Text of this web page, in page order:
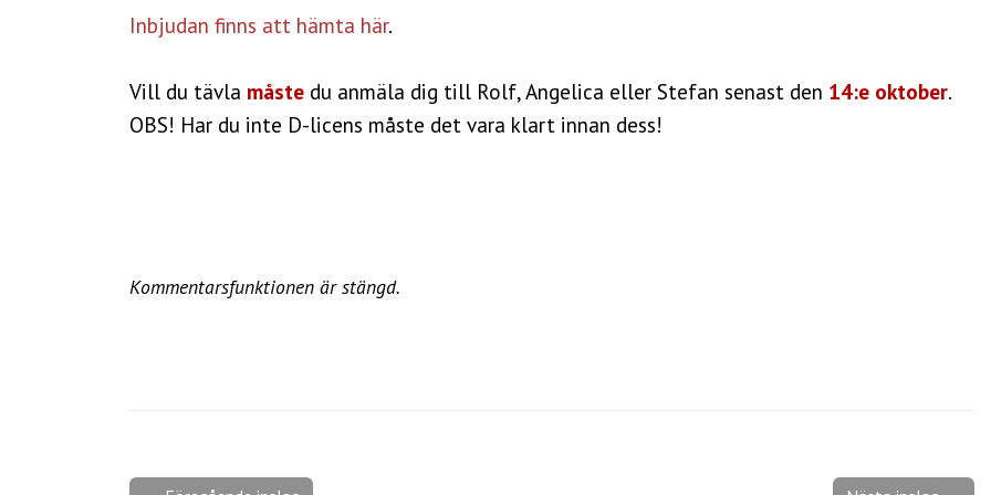
Inbjudan finns att hämta här.
Vill du tävla måste du anmäla dig till Rolf, Angelica eller Stefan senast den 14:e oktober.
OBS! Har du inte D-licens måste det vara klart innan dess!
Kommentarsfunktionen är stängd.